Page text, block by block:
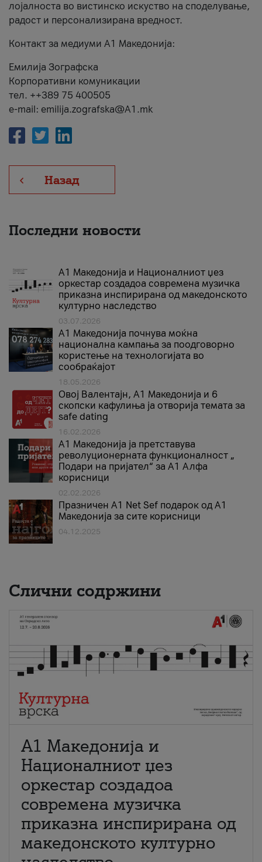
лојалноста во вистинско искуство на споделување,
радост и персонализирана вредност.
Контакт за медиуми А1 Македонија:
Емилија Зографска
Корпоративни комуникации
тел. ++389 75 400505
e-mail: emilija.zografska@A1.mk
Назад
Последни новости
А1 Македонија и Националниот џез
оркестар создадоа современа музичка
приказна инспирирана од македонското
културно наследство
03.07.2026
A1 Македонија почнува моќна
национална кампања за поодговорно
користење на технологијата во
сообраќајот
18.05.2026
Овој Валентајн, A1 Македонија и 6
скопски кафулиња ја отворија темата за
safe dating
16.02.2026
А1 Македонија ја претставува
револуционерната функционалност „
Подари на пријател“ за А1 Алфа
корисници
02.02.2026
Празничен A1 Net Sеf подарок од А1
Македонија за сите корисници
04.12.2025
Слични содржини
А1 Македонија и
Националниот џез
оркестар создадоа
современа музичка
приказна инспирирана од
македонското културно